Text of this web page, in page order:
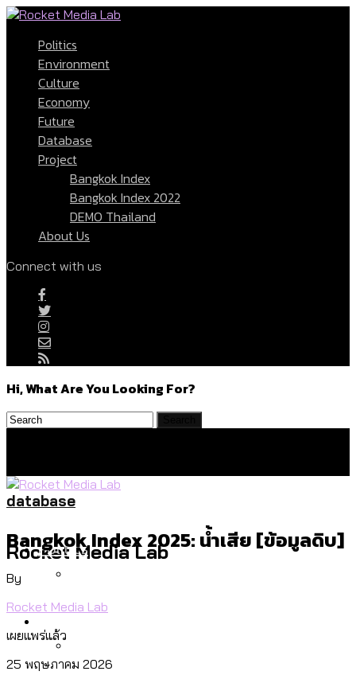
Politics
Environment
Culture
Economy
Future
Database
Project
Bangkok Index
Bangkok Index 2022
DEMO Thailand
About Us
Connect with us
Hi, What Are You Looking For?
Rocket Media Lab
Politics
สำรวจร่างงบปี 70 ของ กทม. สำนักการ
โดยเขตจตุจักรสูงสุด
Environment
database
Bangkok Index 2025: น้ำเสีย [ข้อมูลดิบ]
By
Rocket Media Lab
เผยแพร่แล้ว
25 พฤษภาคม 2026